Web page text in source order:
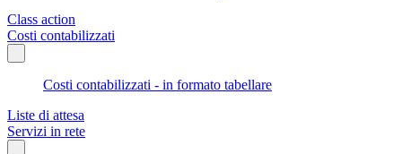
Class action
Costi contabilizzati
Costi contabilizzati - in formato tabellare
Liste di attesa
Servizi in rete